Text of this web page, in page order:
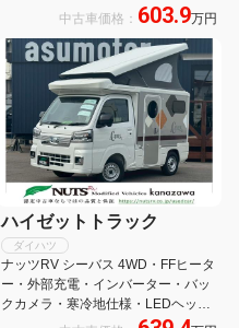
外部充電システム FFヒーター FRP
ポップアップ 4名乗車 3名+子供1名
就寝
中古車価格： 603.9万円
ハイゼットトラック
ダイハツ
ナッツRV シーバス 4WD・FFヒータ
ー・外部充電・インバーター・バッ
クカメラ・寒冷地仕様・LEDヘッド
ランプ・バゲッジドア